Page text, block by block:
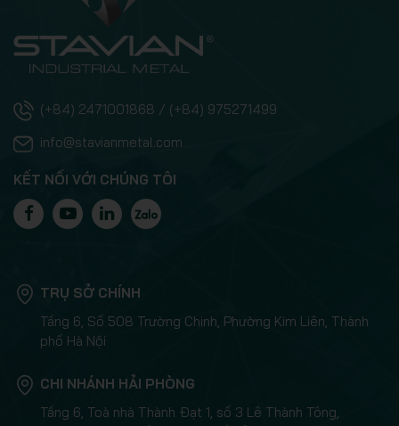
(+84) 2471001868 / (+84) 975271499
info@stavianmetal.com
KẾT NỐI VỚI CHÚNG TÔI
TRỤ SỞ CHÍNH
Tầng 6, Số 508 Trường Chinh, Phường Kim Liên, Thành
phố Hà Nội
CHI NHÁNH HẢI PHÒNG
Tầng 6, Toà nhà Thành Đạt 1, số 3 Lê Thành Tông,